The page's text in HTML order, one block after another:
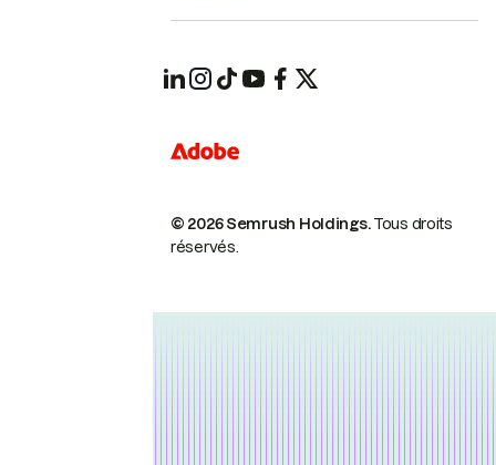
© 2026 Semrush Holdings.Tous droits
réservés.